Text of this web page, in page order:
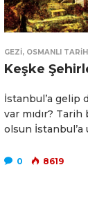
GEZI, OSMANLI
Keşke
İstanbul’a gelip
var mıdır?
olsun İstanbul’a
0 8619